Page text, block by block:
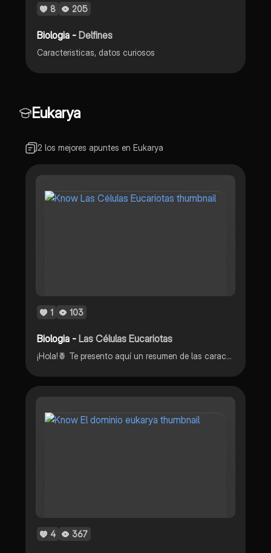
8 205
Biologia -Delfines
Caracteristicas, datos curiosos
Eukarya
2 los mejores apuntes en Eukarya
1 103
Biologia -Las Células Eucariotas
¡Hola!🍍 Te presento aquí un resumen de las características más comunes de las células eucariotas las cuales componen los organismos de todos los miembros del reino animal🦎, vegetal🌻, protista🦠 y fungi🍄.
4 367